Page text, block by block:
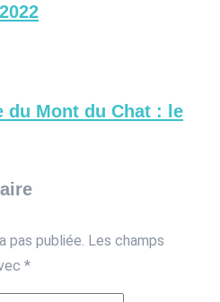
du Mont du Chat : le
pas publiée. Les champs
*